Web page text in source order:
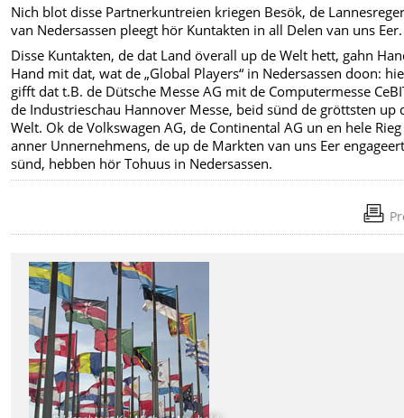
Nich blot disse Partnerkuntreien kriegen Besök, de
van Nedersassen pleegt hör Kuntakten in all Delen van uns Eer.
Disse Kuntakten, de dat Land överall up de Welt hett, gahn
Hand mit dat, wat de „Global Players“ in Nedersassen doon:
gifft dat t.B. de Dütsche Messe AG mit de Computermesse
de Industrieschau Hannover Messe, beid sünd de gröttsten up
Welt. Ok de Volkswagen AG, de Continental AG un en hele Rieg
anner Unnernehmens, de up de Markten van uns Eer
sünd, hebben hör Tohuus in Nedersassen.